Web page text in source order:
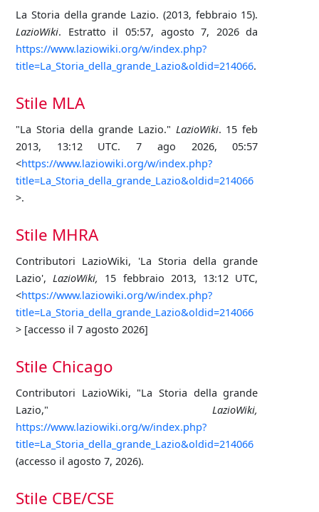
La Storia della grande Lazio. (2013, febbraio 15).
LazioWiki. Estratto il 05:57, agosto 7, 2026 da
https://www.laziowiki.org/w/index.php?
title=La_Storia_della_grande_Lazio&oldid=214066.
Stile MLA
"La Storia della grande Lazio." LazioWiki. 15 feb
2013, 13:12 UTC. 7 ago 2026, 05:57
<https://www.laziowiki.org/w/index.php?
title=La_Storia_della_grande_Lazio&oldid=214066
>.
Stile MHRA
Contributori LazioWiki, 'La Storia della grande
Lazio',LazioWiki, 15 febbraio 2013, 13:12 UTC,
<https://www.laziowiki.org/w/index.php?
title=La_Storia_della_grande_Lazio&oldid=214066
> [accesso il 7 agosto 2026]
Stile Chicago
Contributori LazioWiki, "La Storia della grande
Lazio,"LazioWiki,
https://www.laziowiki.org/w/index.php?
title=La_Storia_della_grande_Lazio&oldid=214066
(accesso il agosto 7, 2026).
Stile CBE/CSE